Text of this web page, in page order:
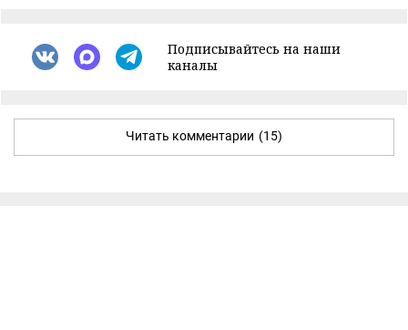
Подписывайтесь на наши
каналы
Читать комментарии (15)